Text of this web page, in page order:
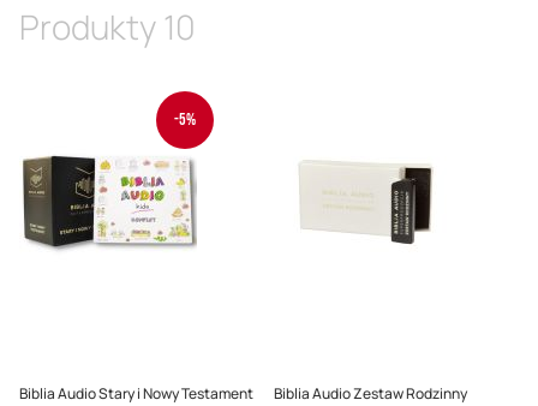
Produkty 10
-5%
Biblia Audio Stary i Nowy Testament
Biblia Audio Zestaw Rodzinny